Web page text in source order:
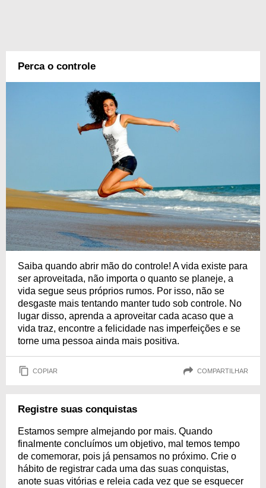
Perca o controle
Saiba quando abrir mão do controle! A vida existe para
ser aproveitada, não importa o quanto se planeje, a
vida segue seus próprios rumos. Por isso, não se
desgaste mais tentando manter tudo sob controle. No
lugar disso, aprenda a aproveitar cada acaso que a
vida traz, encontre a felicidade nas imperfeições e se
torne uma pessoa ainda mais positiva.
COPIAR COMPARTILHAR
Registre suas conquistas
Estamos sempre almejando por mais. Quando
finalmente concluímos um objetivo, mal temos tempo
de comemorar, pois já pensamos no próximo. Crie o
hábito de registrar cada uma das suas conquistas,
anote suas vitórias e releia cada vez que se esquecer